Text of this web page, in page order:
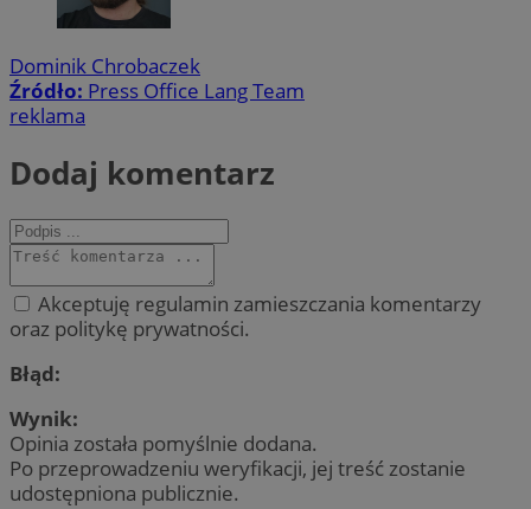
Dominik Chrobaczek
Źródło: Press Office Lang Team
reklama
Dodaj komentarz
Akceptuję regulamin zamieszczania komentarzy
oraz politykę prywatności.
Błąd:
Wynik:
Opinia została pomyślnie dodana.
Po przeprowadzeniu weryfikacji, jej treść zostanie
udostępniona publicznie.